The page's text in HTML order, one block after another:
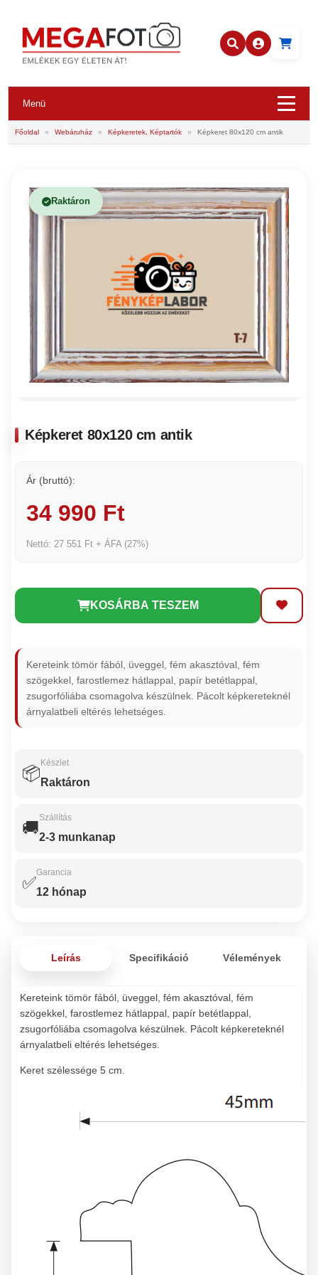
Menü
Főoldal » Webáruház » Képkeretek, Képtartók » Képkeret 80x120 cm antik
Raktáron
Képkeret 80x120 cm antik
Ár (bruttó):
34 990 Ft
Nettó: 27 551 Ft + ÁFA (27%)
KOSÁRBA TESZEM
Kereteink tömör fából, üveggel, fém akasztóval, fém
szögekkel, farostlemez hátlappal, papír betétlappal,
zsugorfóliába csomagolva készülnek. Pácolt képkereteknél
árnyalatbeli eltérés lehetséges.
📦
Készlet
Raktáron
🚚
Szállítás
2-3 munkanap
✅
Garancia
12 hónap
Leírás Specifikáció Vélemények
Kereteink tömör fából, üveggel, fém akasztóval, fém
szögekkel, farostlemez hátlappal, papír betétlappal,
zsugorfóliába csomagolva készülnek. Pácolt képkereteknél
árnyalatbeli eltérés lehetséges.
Keret szélessége 5 cm.